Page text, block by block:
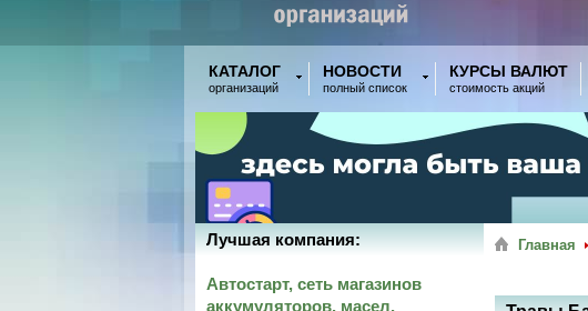
КАТАЛОГ
организаций
НОВОСТИ
полный список
КУРСЫ ВАЛЮТ
стоимость акций
Главная
Лучшая компания:
Автостарт, сеть магазинов
аккумуляторов, масел,